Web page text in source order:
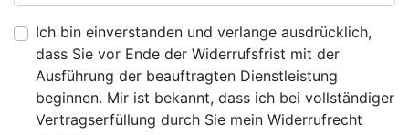
Ich bin einverstanden und verlange ausdrücklich,
dass Sie vor Ende der Widerrufsfrist mit der
Ausführung der beauftragten Dienstleistung
beginnen. Mir ist bekannt, dass ich bei vollständiger
Vertragserfüllung durch Sie mein Widerrufrecht